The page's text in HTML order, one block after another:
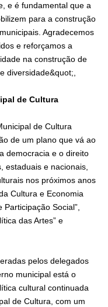
e é fundamental que a
para a construção
Agradecemos
e reforçamos a
na construção de
diversidade&quot;,
de Cultura
de Cultura
de um plano que vá ao
democracia e o direito
estaduais e nacionais,
nos próximos anos
Cultura e Economia
Participação Social”,
das Artes” e
pelos delegados
municipal está o
cultural continuada
de Cultura, com um